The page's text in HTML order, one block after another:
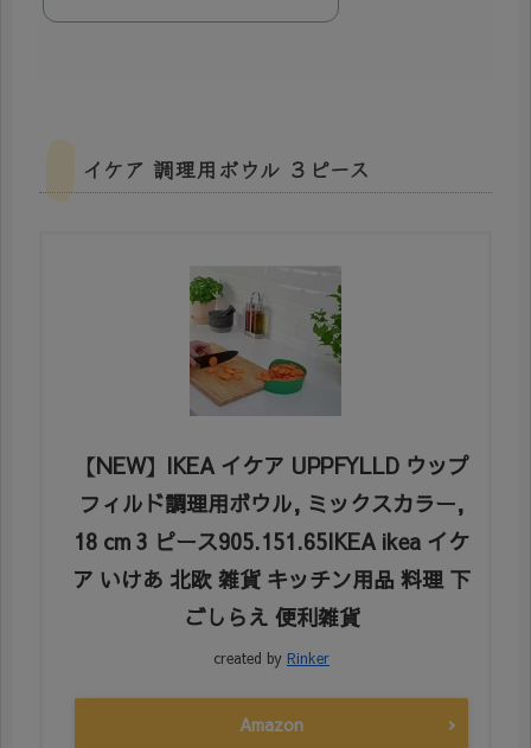
イケア 調理用ボウル ３ピース
【NEW】IKEA イケア UPPFYLLD ウップ
フィルド調理用ボウル, ミックスカラー,
18 cm 3 ピース905.151.65IKEA ikea イケ
ア いけあ 北欧 雑貨 キッチン用品 料理 下
ごしらえ 便利雑貨
created by Rinker
Amazon